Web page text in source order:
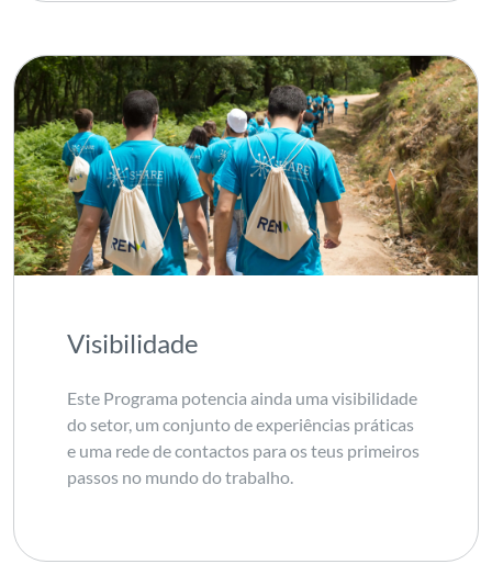
Visibilidade
Este Programa potencia ainda uma visibilidade
do setor, um conjunto de experiências práticas
e uma rede de contactos para os teus primeiros
passos no mundo do trabalho.